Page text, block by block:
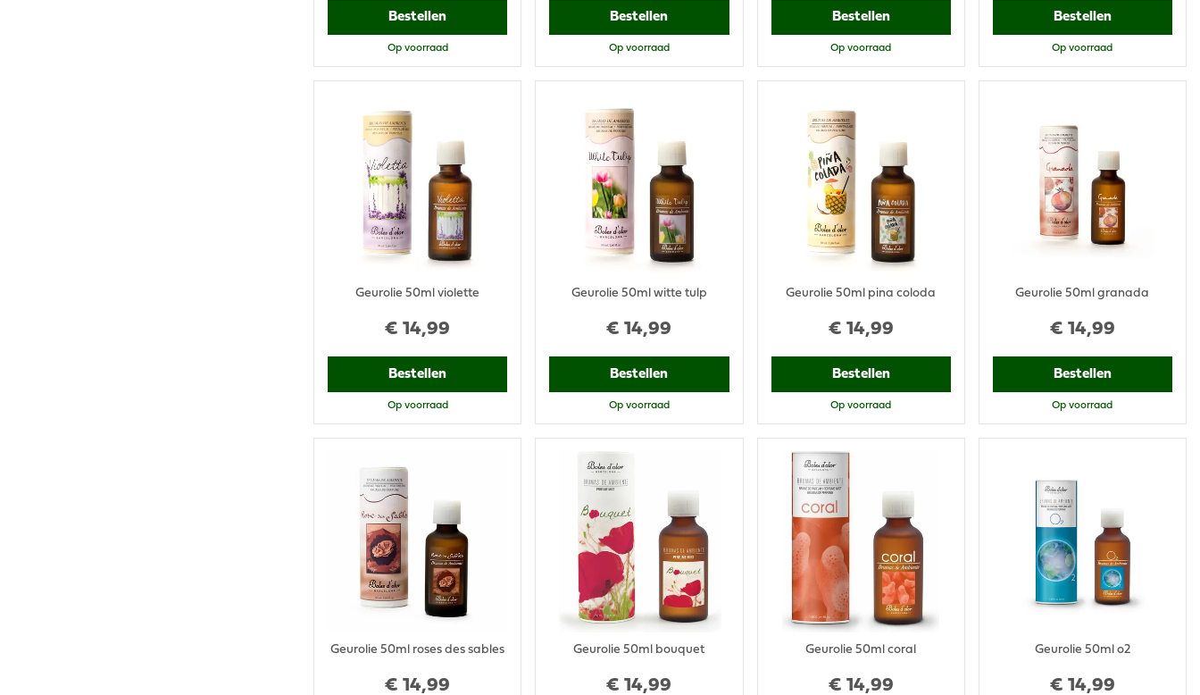
Bestellen
Op voorraad
Bestellen
Op voorraad
Bestellen
Op voorraad
Bestellen
Op voorraad
€ 14,99
Geurolie 50ml violette
Bestellen
Op voorraad
€ 14,99
Geurolie 50ml witte tulp
Bestellen
Op voorraad
€ 14,99
Geurolie 50ml pina coloda
Bestellen
Op voorraad
€ 14,99
Geurolie 50ml granada
Bestellen
Op voorraad
€ 14,99
Geurolie 50ml roses des sables
€ 14,99
Geurolie 50ml bouquet
€ 14,99
Geurolie 50ml coral
€ 14,99
Geurolie 50ml o2